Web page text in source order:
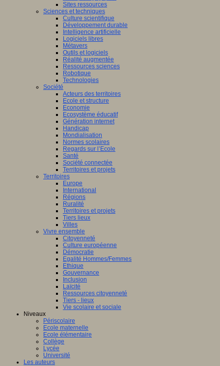
Sites ressources
Sciences et techniques
Culture scientifique
Développement durable
Intelligence artificielle
Logiciels libres
Métavers
Outils et logiciels
Réalité augmentée
Ressources sciences
Robotique
Technologies
Société
Acteurs des territoires
Ecole et structure
Economie
Ecosystème éducatif
Génération internet
Handicap
Mondialisation
Normes scolaires
Regards sur l’Ecole
Santé
Société connectée
Territoires et projets
Territoires
Europe
International
Régions
Ruralité
Territoires et projets
Tiers lieux
Villes
Vivre ensemble
Citoyenneté
Culture européenne
Démocratie
Egalité Hommes/Femmes
Ethique
Gouvernance
Inclusion
Laïcité
Ressources citoyenneté
Tiers - lieux
Vie scolaire et sociale
Niveaux
Périscolaire
Ecole maternelle
Ecole élémentaire
Collège
Lycée
Université
Les auteurs